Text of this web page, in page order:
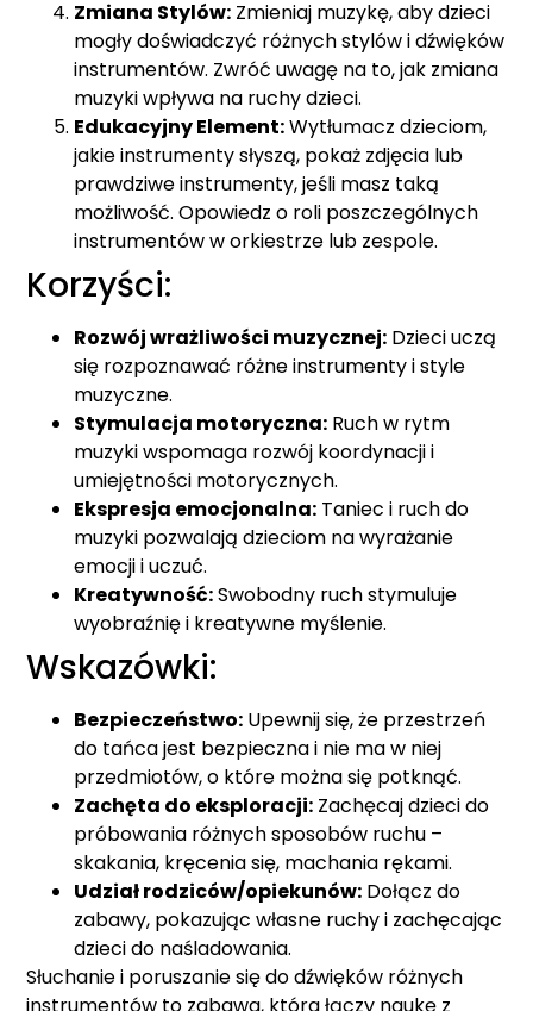
Zmiana Stylów: Zmieniaj muzykę, aby dzieci
mogły doświadczyć różnych stylów i dźwięków
instrumentów. Zwróć uwagę na to, jak zmiana
muzyki wpływa na ruchy dzieci.
Edukacyjny Element:Wytłumacz dzieciom,
jakie instrumenty słyszą, pokaż zdjęcia lub
prawdziwe instrumenty, jeśli masz taką
możliwość. Opowiedz o roli poszczególnych
instrumentów w orkiestrze lub zespole.
Korzyści:
Rozwój wrażliwości muzycznej: Dzieci uczą
się rozpoznawać różne instrumenty i style
muzyczne.
Stymulacja motoryczna: Ruch w rytm
muzyki wspomaga rozwój koordynacji i
umiejętności motorycznych.
Ekspresja emocjonalna: Taniec i ruch do
muzyki pozwalają dzieciom na wyrażanie
emocji i uczuć.
Kreatywność:Swobodny ruch stymuluje
wyobraźnię i kreatywne myślenie.
Wskazówki:
Bezpieczeństwo: Upewnij się, że przestrzeń
do tańca jest bezpieczna i nie ma w niej
przedmiotów, o które można się potknąć.
Zachęta do eksploracji: Zachęcaj dzieci do
próbowania różnych sposobów ruchu –
skakania, kręcenia się, machania rękami.
Udział rodziców/opiekunów: Dołącz do
zabawy, pokazując własne ruchy i zachęcając
dzieci do naśladowania.
Słuchanie i poruszanie się do dźwięków różnych
instrumentów to zabawa, która łączy naukę z